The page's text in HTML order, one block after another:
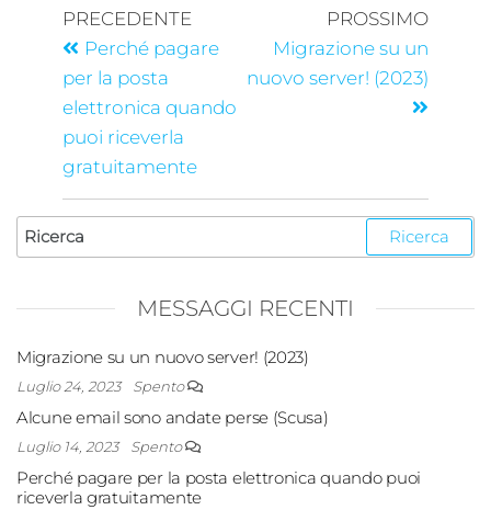
PRECEDENTE
Perché pagare
per la posta
elettronica quando
puoi riceverla
gratuitamente
PROSSIMO
Migrazione su un
nuovo server! (2023)
MESSAGGI RECENTI
Migrazione su un nuovo server! (2023)
Luglio 24, 2023 Spento
Alcune email sono andate perse (Scusa)
Luglio 14, 2023 Spento
Perché pagare per la posta elettronica quando puoi
riceverla gratuitamente